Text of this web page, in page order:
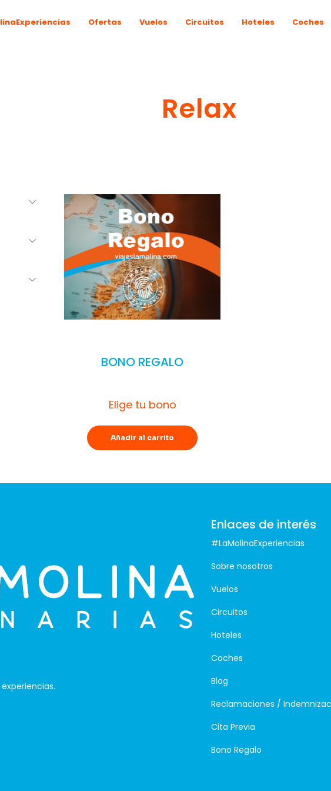
Ofertas Vuelos Circuitos Hoteles Coches
Relax
BONO REGALO
Elige tu bono
Añadir al carrito
Enlaces de interés
#LaMolinaExperiencias
Sobre nosotros
Vuelos
Circuitos
Hoteles
Coches
Blog
Reclamaciones /
Cita Previa
Bono Regalo